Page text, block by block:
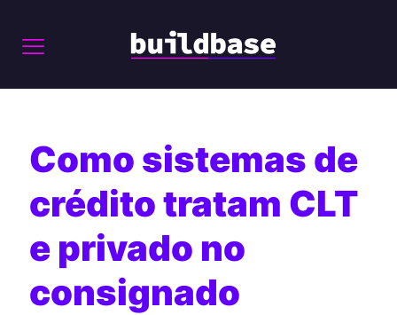
Como sistemas de
crédito tratam CLT
e privado no
consignado